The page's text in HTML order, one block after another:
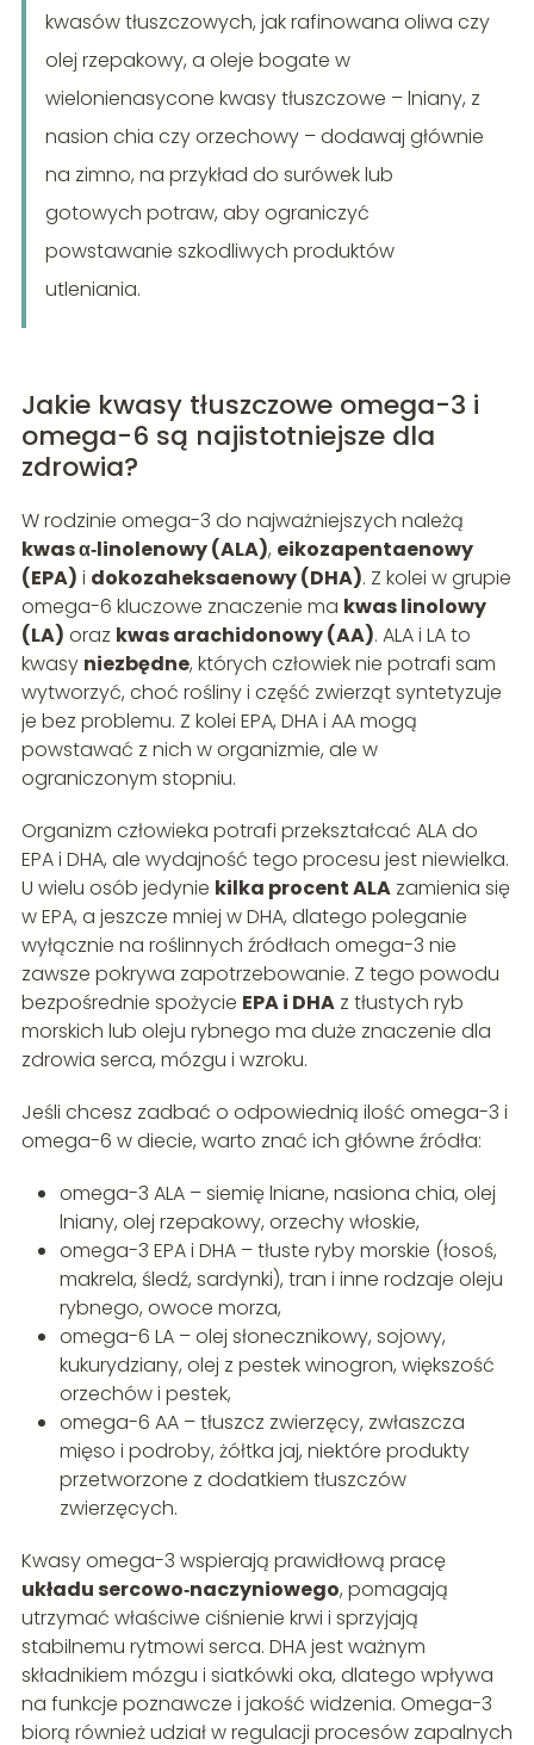
kwasów tłuszczowych, jak rafinowana oliwa czy
olej rzepakowy, a oleje bogate w
wielonienasycone kwasy tłuszczowe – lniany, z
nasion chia czy orzechowy – dodawaj głównie
na zimno, na przykład do surówek lub
gotowych potraw, aby ograniczyć
powstawanie szkodliwych produktów
utleniania.
Jakie kwasy tłuszczowe omega-3 i
omega-6 są najistotniejsze dla
zdrowia?
W rodzinie omega-3 do najważniejszych należą
kwas α‑linolenowy (ALA), eikozapentaenowy
(EPA) i dokozaheksaenowy (DHA). Z kolei w grupie
omega-6 kluczowe znaczenie ma kwas linolowy
(LA) oraz kwas arachidonowy (AA). ALA i LA to
kwasy niezbędne, których człowiek nie potrafi sam
wytworzyć, choć rośliny i część zwierząt syntetyzuje
je bez problemu. Z kolei EPA, DHA i AA mogą
powstawać z nich w organizmie, ale w
ograniczonym stopniu.
Organizm człowieka potrafi przekształcać ALA do
EPA i DHA, ale wydajność tego procesu jest niewielka.
U wielu osób jedynie kilka procent ALAzamienia się
w EPA, a jeszcze mniej w DHA, dlatego poleganie
wyłącznie na roślinnych źródłach omega-3 nie
zawsze pokrywa zapotrzebowanie. Z tego powodu
bezpośrednie spożycie EPA i DHAz tłustych ryb
morskich lub oleju rybnego ma duże znaczenie dla
zdrowia serca, mózgu i wzroku.
Jeśli chcesz zadbać o odpowiednią ilość omega-3 i
omega-6 w diecie, warto znać ich główne źródła:
omega-3 ALA – siemię lniane, nasiona chia, olej
lniany, olej rzepakowy, orzechy włoskie,
omega-3 EPA i DHA – tłuste ryby morskie (łosoś,
makrela, śledź, sardynki), tran i inne rodzaje oleju
rybnego, owoce morza,
omega-6 LA – olej słonecznikowy, sojowy,
kukurydziany, olej z pestek winogron, większość
orzechów i pestek,
omega-6 AA – tłuszcz zwierzęcy, zwłaszcza
mięso i podroby, żółtka jaj, niektóre produkty
przetworzone z dodatkiem tłuszczów
zwierzęcych.
Kwasy omega-3 wspierają prawidłową pracę
układu sercowo‑naczyniowego, pomagają
utrzymać właściwe ciśnienie krwi i sprzyjają
stabilnemu rytmowi serca. DHA jest ważnym
składnikiem mózgu i siatkówki oka, dlatego wpływa
na funkcje poznawcze i jakość widzenia. Omega-3
biorą również udział w regulacji procesów zapalnych